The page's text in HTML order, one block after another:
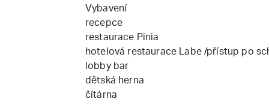
Vybavení
recepce
restaurace Pinia
hotelová restaurace Labe /přístup po
lobby bar
dětská herna
čítárna